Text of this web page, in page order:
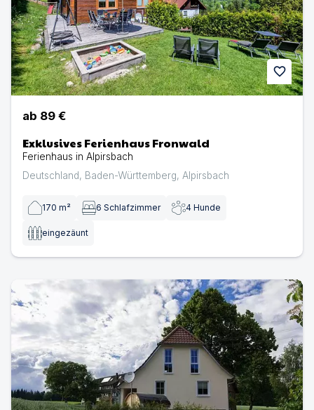
favorite
ab 89 €
Exklusives Ferienhaus Fronwald
Ferienhaus in Alpirsbach
Deutschland, Baden-Württemberg, Alpirsbach
170 m² 6 Schlafzimmer 4 Hunde
eingezäunt
Eingezäuntes Chalet Salzenweiler | Ferienhaus in